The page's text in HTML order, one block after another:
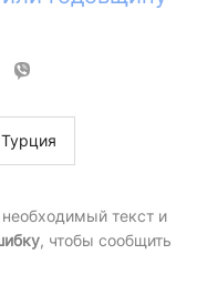
Турция
текст и
, чтобы сообщить